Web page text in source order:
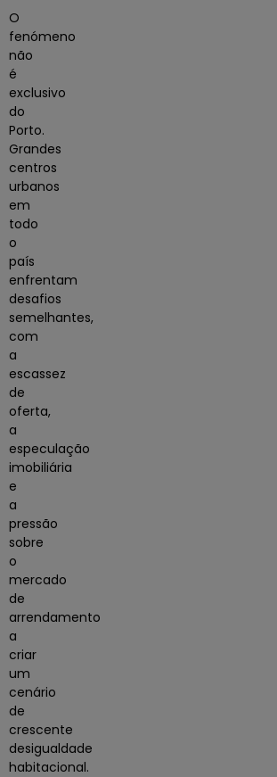
O
fenómeno
não
é
exclusivo
do
Porto.
Grandes
centros
urbanos
em
todo
o
país
enfrentam
desafios
semelhantes,
com
a
escassez
de
oferta,
a
especulação
imobiliária
e
a
pressão
sobre
o
mercado
de
arrendamento
a
criar
um
cenário
de
crescente
desigualdade
habitacional.